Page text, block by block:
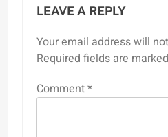
LEAVE A REPLY
Your email address will
Required fields are marked
Comment*